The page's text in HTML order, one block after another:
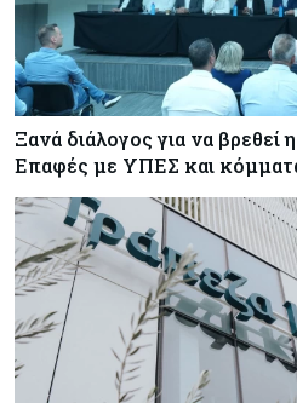
Ξανά διάλογος για να
Επαφές με ΥΠΕΣ και